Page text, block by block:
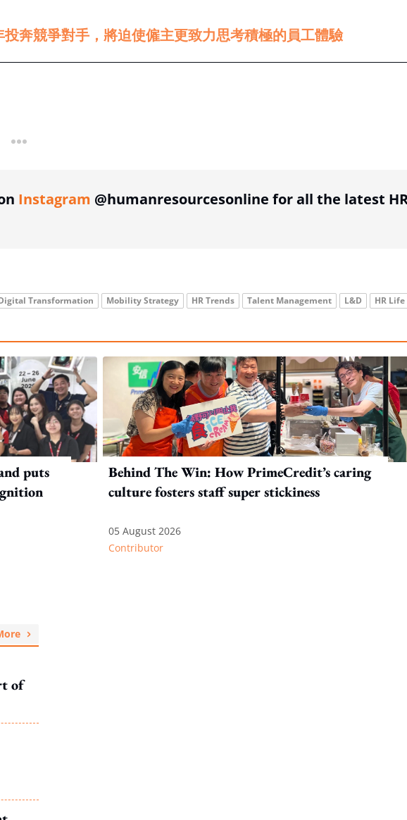
投奔競爭對手，將迫使僱主更致力思考積極的員工體驗
more sharing option
Instagram @humanresourcesonline for all the latest
Transformation Mobility Strategy HR Trends Talent Management L&D HR Life
puts
Behind The Win: How PrimeCredit’s caring
culture fosters staff super stickiness
05 August 2026
Contributor
of